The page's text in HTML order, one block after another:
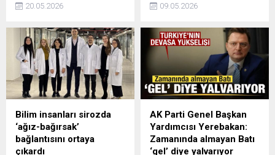
protein emilim bozukluğu
Gümüştaş, (17) 65 kilodan
30 kiloya kadar düştü.
Kızının yüksek proteinli
mama ile beslenmesi hayati
önem taşıdığını belirten
Emine Çelgin (39), Ünzile
Naz'ın acilen kilo alması
gerekiyor. Ayda 38 bin lira
mama ücreti çıkıyor.
Ekonomik gücüm bu
20.05.2026
verme sürecini sekteye
dikkat çekti. Perçin, “Paketli
gıdalar, hazır içecekler ve
soslar düşündüğünüzden
çok daha fazla şeker
içerebilir. Bu durum sık
acıkmaya ve fazla kalori
alımına yol açar. Etiket
okuma alışkanlığı kazanmak
bu noktada oldukça
önemlidir. Gece geç
09.05.2026
Bilim insanları sirozda
‘ağız-bağırsak’
bağlantısını ortaya
çıkardı
AK Parti Genel Başkan
Yardımcısı Yerebakan:
Zamanında almayan Batı
‘gel’ diye yalvarıyor